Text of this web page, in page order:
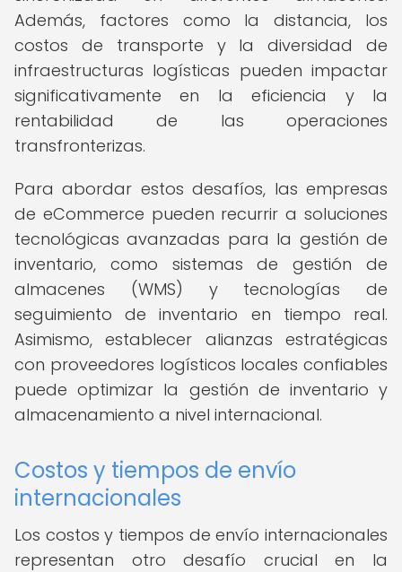
Además, factores como la distancia, los
costos de transporte y la diversidad de
infraestructuras logísticas pueden impactar
significativamente en la eficiencia y la
rentabilidad de las operaciones
transfronterizas.
Para abordar estos desafíos, las empresas
de eCommerce pueden recurrir a soluciones
tecnológicas avanzadas para la gestión de
inventario, como sistemas de gestión de
almacenes (WMS) y tecnologías de
seguimiento de inventario en tiempo real.
Asimismo, establecer alianzas estratégicas
con proveedores logísticos locales confiables
puede optimizar la gestión de inventario y
almacenamiento a nivel internacional.
Costos y tiempos de envío
internacionales
Los costos y tiempos de envío internacionales
representan otro desafío crucial en la